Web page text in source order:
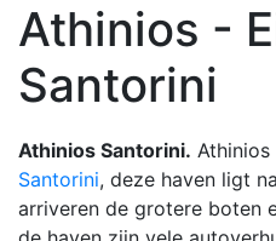
Athinios -
Santorini
Athinios Santorini.
Santorini, deze haven ligt
arriveren de grotere boten